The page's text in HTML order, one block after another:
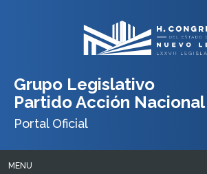
Grupo Legislativo
Partido Acción Nacional
Portal Oficial
MENU